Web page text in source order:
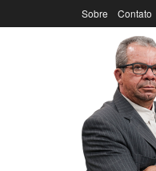
Sobre Contato